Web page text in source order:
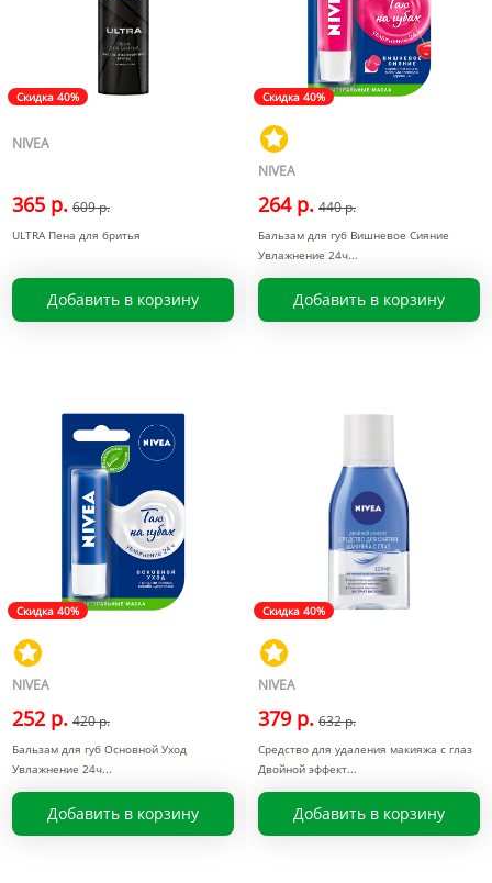
Скидка 40%
NIVEA
365 р. 609 р.
ULTRA Пена для бритья
Добавить в корзину
Скидка 40%
NIVEA
264 р. 440 р.
Бальзам для губ Вишневое Сияние
Увлажнение 24ч
Добавить в корзину
Скидка 40%
NIVEA
252 р. 420 р.
Бальзам для губ Основной Уход
Увлажнение 24ч
Добавить в корзину
Скидка 40%
NIVEA
379 р. 632 р.
Средство для удаления макияжа с глаз
Двойной эффект
Добавить в корзину